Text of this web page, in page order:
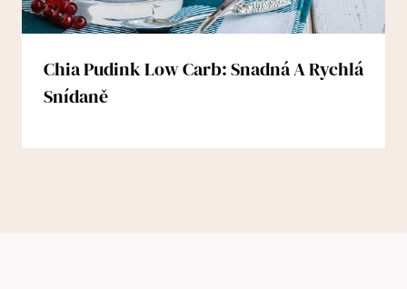
Chia Pudink Low Carb: Snadná A Rychlá
Snídaně